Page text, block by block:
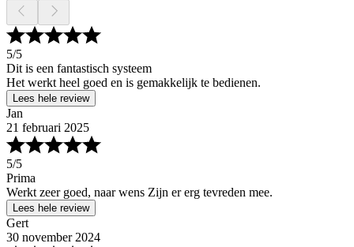
5/5
Dit is een fantastisch systeem
Het werkt heel goed en is gemakkelijk te bedienen.
Lees hele review
Jan
21 februari 2025
5/5
Prima
Werkt zeer goed, naar wens Zijn er erg tevreden mee.
Lees hele review
Gert
30 november 2024